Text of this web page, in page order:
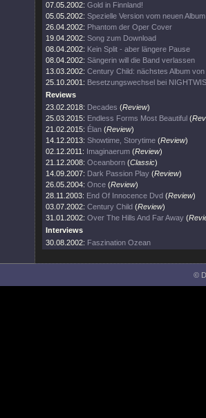
07.05.2002: Gold in Finnland!
05.05.2002: Spezielle Version vom neuen Album
26.04.2002: Phantom der Oper Cover
19.04.2002: Song zum Download
08.04.2002: Kein Split - aber längere Pause
08.04.2002: Sängerin will die Band verlassen
13.03.2002: Century Child: nächstes Album
25.10.2001: Besetzungswechsel bei
Reviews
23.02.2018: Decades (Review)
25.03.2015: Endless Forms Most Beautiful (
21.02.2015: Élan (Review)
14.12.2013: Showtime, Storytime (Review)
02.12.2011: Imaginaerum (Review)
21.12.2008: Oceanborn (Classic)
14.09.2007: Dark Passion Play (Review)
26.05.2004: Once (Review)
28.11.2003: End Of Innocence Dvd (Review)
03.07.2002: Century Child (Review)
31.01.2002: Over The Hills And Far Away (
Interviews
30.08.2002: Faszination Ozean
©